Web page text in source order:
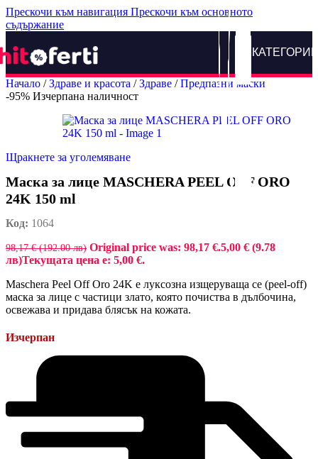
Прескочи към навигация Прескочи към основното
съдържание
Начало / Здраве и красота / Здраве / Предпазни маски
-95% Изчерпана наличност
Щракнете за уголемяване
Маска за лице MASCHERA PEEL OFF ORO
24K 150 ml
Код: 1064
98,17 € (192.00 лв) Original price was: 98,17 €.5,00 € (9.78
лв)Текущата цена е: 5,00 €.
Maschera Peel Off Oro 24K е луксозна изщеруваща се (peel-off)
маска за лице с частици злато, която почиства в дълбочина,
освежава и придава блясък на кожата.
Изчерпан